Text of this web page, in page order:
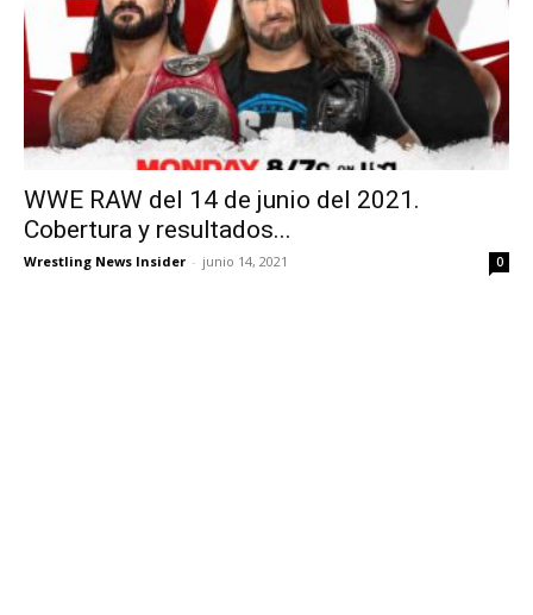
WWE RAW del 14 de junio del 2021.
Cobertura y resultados...
Wrestling News Insider - junio 14, 2021 0